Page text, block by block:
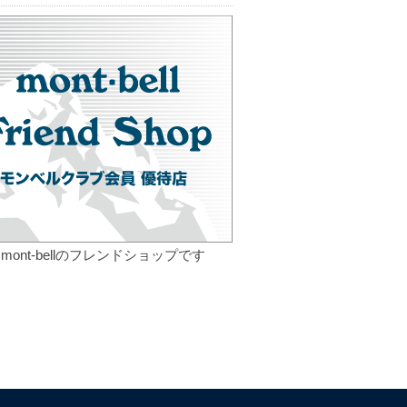
bellのフレンドショップです